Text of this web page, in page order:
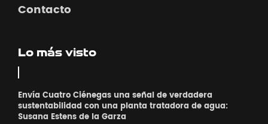
Contacto
Lo más visto
Envía Cuatro Ciénegas una señal de verdadera
sustentabilidad con una planta tratadora de agua:
Susana Estens de la Garza